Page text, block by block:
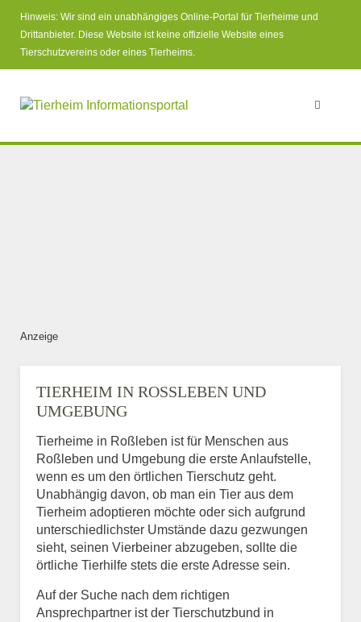
Hinweis: Wir sind ein unabhängiges Online-Portal für Tierheime und
Drittanbieter. Diese Website ist keine offizielle Website eines
Tierschutzvereins oder eines Tierheims.
Anzeige
TIERHEIM IN ROSSLEBEN UND U
MGEBUNG
Tierheime in Roßleben ist für Menschen aus
Roßleben und Umgebung die erste Anlaufstelle,
wenn es um den örtlichen Tierschutz geht.
Unabhängig davon, ob man ein Tier aus dem
Tierheim adoptieren möchte oder sich aufgrund
unterschiedlichster Umstände dazu gezwungen
sieht, seinen Vierbeiner abzugeben, sollte die
örtliche Tierhilfe stets die erste Adresse sein.
Auf der Suche nach dem richtigen
Ansprechpartner ist der Tierschutzbund in